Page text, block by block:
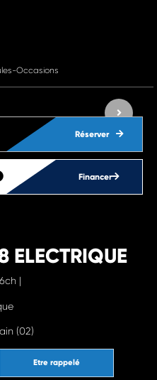
Occasions
Réserver
Financer
ELECTRIQUE
|
(02)
Etre rappelé